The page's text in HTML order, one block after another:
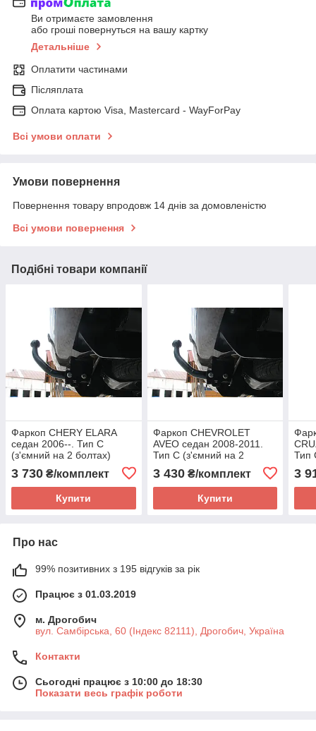
Ви отримаєте замовлення
або гроші повернуться на вашу картку
Детальніше
Оплатити частинами
Післяплата
Оплата картою Visa, Mastercard - WayForPay
Всі умови оплати
Умови повернення
Повернення товару впродовж 14 днів за домовленістю
Всі умови повернення
Подібні товари компанії
Фаркоп CHERY ELARA
седан 2006--. Тип С
(з'ємний на 2 болтах)
3 730 ₴/комплект
Купити
Фаркоп CHEVROLET
AVEO седан 2008-2011.
Тип С (з'ємний на 2
3 430₴/комплект
Купити
Тип
3
Про нас
99% позитивних з 195 відгуків за рік
Працює з 01.03.2019
м. Дрогобич
вул. Самбірська, 60 (Індекс 82111), Дрогобич, Україна
Контакти
Сьогодні працює з 10:00 до 18:30
Показати весь графік роботи